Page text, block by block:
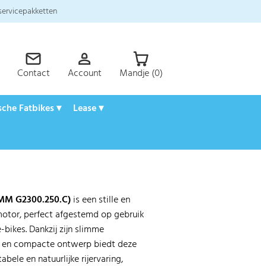
Contact Account Mandje (0)
Fatbikes ▾
Lease ▾
G2300.250.C)is een stille en
perfect afgestemd op gebruik
bikes. Dankzij zijn slimme
compacte ontwerp biedt deze
en natuurlijke rijervaring,